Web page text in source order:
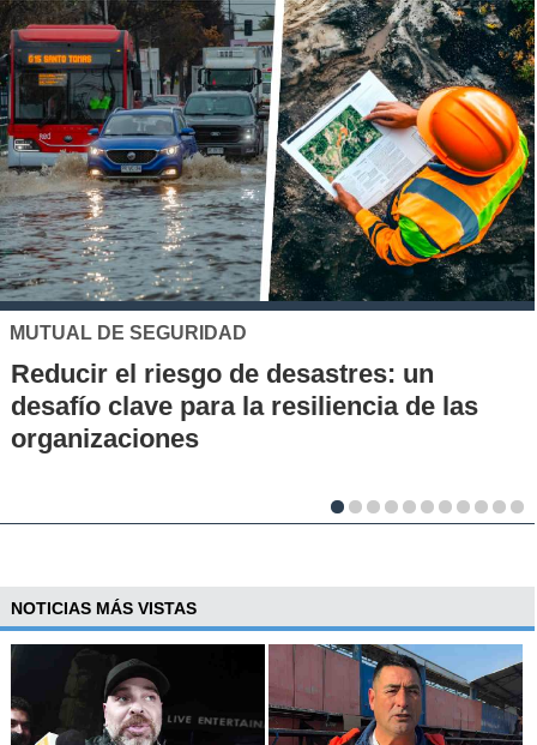
UC
Los 70 años de la Carrera de Química de
la UC: Conoce su historia, hitos y aporte
al desarrollo científico del país
NOTICIAS MÁS VISTAS